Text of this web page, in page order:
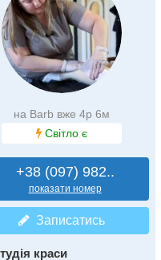
на Barb вже 4р 6м
Світло є
+38 (097) 982..
показати номер
Записатись
краси